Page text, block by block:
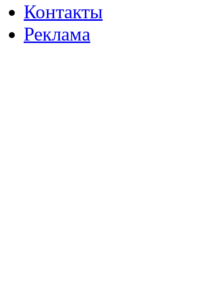
Контакты
Реклама